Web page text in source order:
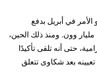
في أبريل بدفع
الغرامة كاملة، والتي بلغت حوالي 13 مليار وون. ومنذ ذلك الحين،
حتى أنه تلقى تأكيدًا
بعد شكاوى تتعلق